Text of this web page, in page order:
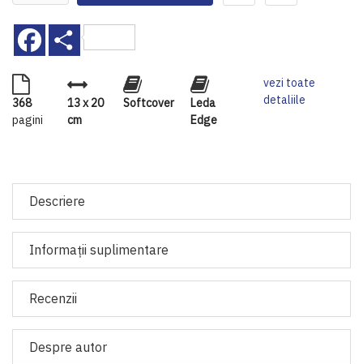
Facebook
368
pagini
13 x 20
cm
Softcover
Leda
Edge
vezi toate
detaliile
Descriere
Informaţii suplimentare
Recenzii
Despre autor